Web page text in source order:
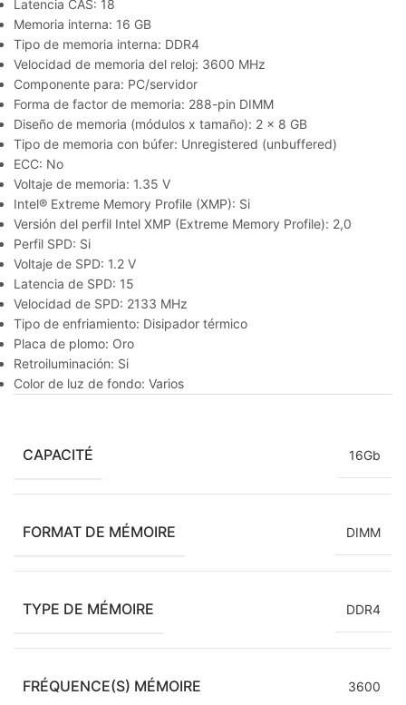
Latencia CAS: 18
Memoria interna: 16 GB
Tipo de memoria interna: DDR4
Velocidad de memoria del reloj: 3600 MHz
Componente para: PC/servidor
Forma de factor de memoria: 288-pin DIMM
Diseño de memoria (módulos x tamaño): 2 x 8 GB
Tipo de memoria con búfer: Unregistered (unbuffered)
ECC: No
Voltaje de memoria: 1.35 V
Intel® Extreme Memory Profile (XMP): Si
Versión del perfil Intel XMP (Extreme Memory Profile): 2,0
Perfil SPD: Si
Voltaje de SPD: 1.2 V
Latencia de SPD: 15
Velocidad de SPD: 2133 MHz
Tipo de enfriamiento: Disipador térmico
Placa de plomo: Oro
Retroiluminación: Si
Color de luz de fondo: Varios
CAPACITÉ 16Gb
FORMAT DE MÉMOIRE DIMM
TYPE DE MÉMOIRE DDR4
FRÉQUENCE(S) MÉMOIRE 3600